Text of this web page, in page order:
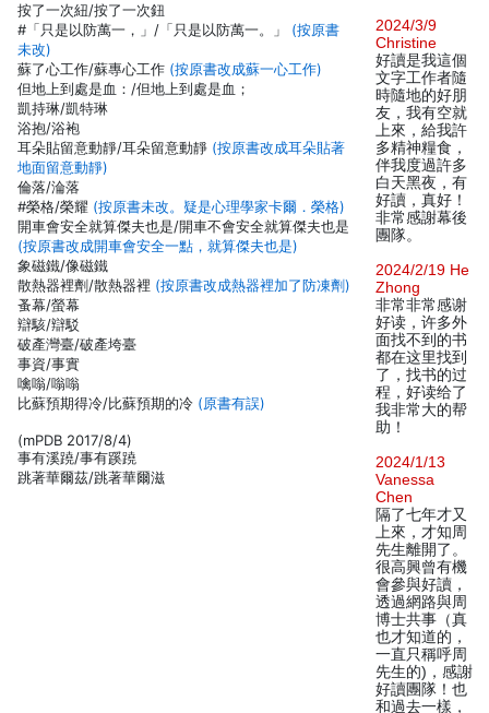
按了一次紐/按了一次鈕
#「只是以防萬一，」/「只是以防萬一。」 (按原書
未改)
蘇了心工作/蘇專心工作 (按原書改成蘇一心工作)
但地上到處是血：/但地上到處是血；
凱持琳/凱特琳
浴抱/浴袍
耳朵貼留意動靜/耳朵留意動靜 (按原書改成耳朵貼著
地面留意動靜)
倫落/淪落
#榮格/榮耀 (按原書未改。疑是心理學家卡爾．榮格)
開車會安全就算傑夫也是/開車不會安全就算傑夫也是
(按原書改成開車會安全一點，就算傑夫也是)
象磁鐵/像磁鐵
散熱器裡劑/散熱器裡 (按原書改成熱器裡加了防凍劑)
蚤幕/螢幕
辯駭/辯駁
破產灣臺/破產垮臺
事資/事實
噙嗡/嗡嗡
比蘇預期得冷/比蘇預期的冷 (原書有誤)
(mPDB 2017/8/4)
事有溪蹺/事有蹊蹺
跳著華爾茲/跳著華爾滋
2024/3/9
Christine
好讀是我這個
文字工作者隨
時隨地的好朋
友，我有空就
上來，給我許
多精神糧食，
伴我度過許多
白天黑夜，有
好讀，真好！
非常感謝幕後
團隊。
2024/2/19 He
Zhong
非常非常感谢
好读，许多外
面找不到的书
都在这里找到
了，找书的过
程，好读给了
我非常大的帮
助！
2024/1/13
Vanessa
Chen
隔了七年才又
上來，才知周
先生離開了。
很高興曾有機
會參與好讀，
透過網路與周
博士共事（真
也才知道的，
一直只稱呼周
先生的)，感謝
好讀團隊！也
和過去一樣，